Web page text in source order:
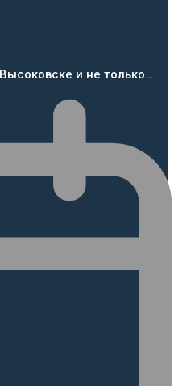
и не только…